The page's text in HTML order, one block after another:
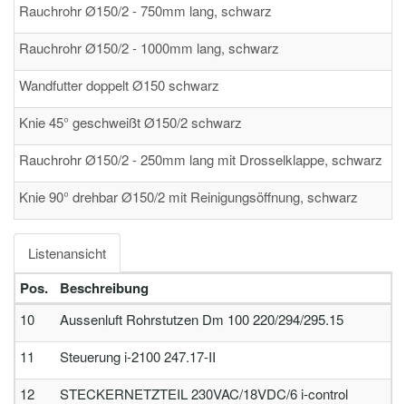
Rauchrohr Ø150/2 - 750mm lang, schwarz
Rauchrohr Ø150/2 - 1000mm lang, schwarz
Wandfutter doppelt Ø150 schwarz
Knie 45° geschweißt Ø150/2 schwarz
Rauchrohr Ø150/2 - 250mm lang mit Drosselklappe, schwarz
Knie 90° drehbar Ø150/2 mit Reinigungsöffnung, schwarz
Listenansicht
Pos. Beschreibung
10
Aussenluft Rohrstutzen Dm 100 220/294/295.15
11
Steuerung i-2100 247.17-II
12
STECKERNETZTEIL 230VAC/18VDC/6 i-control